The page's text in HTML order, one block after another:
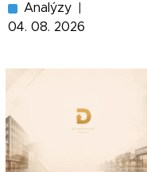
Analýzy
04. 08. 2026